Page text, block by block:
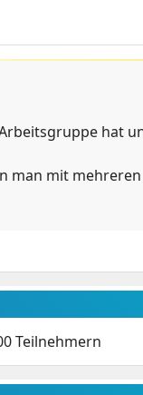
hat
man mit
Teilnehmern